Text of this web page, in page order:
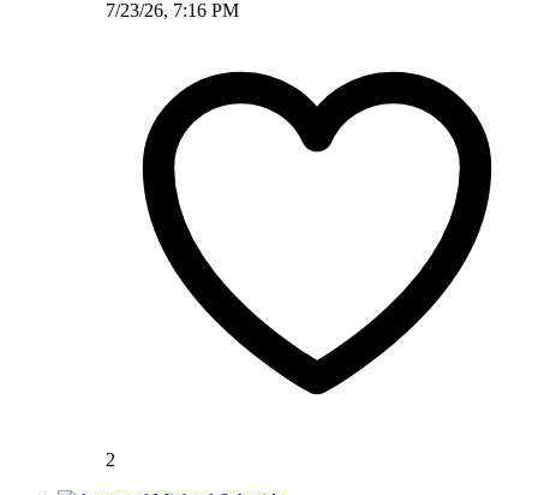
7/23/26, 7:16 PM
2